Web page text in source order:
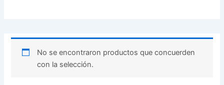
No se encontraron productos que concuerden
con la selección.